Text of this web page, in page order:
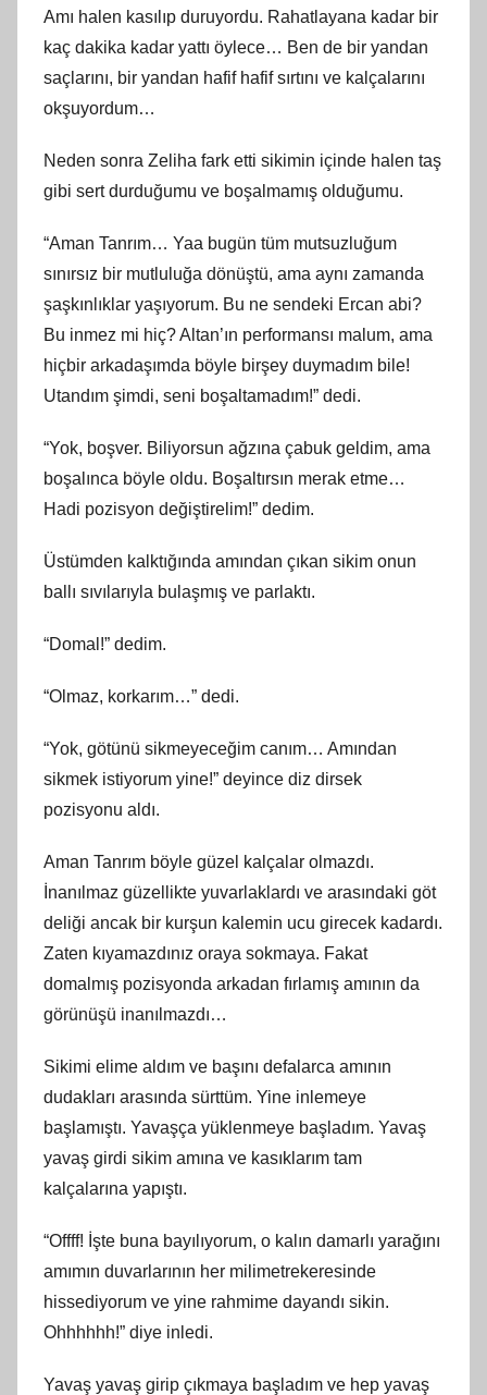
Amı halen kasılıp duruyordu. Rahatlayana kadar bir
kaç dakika kadar yattı öylece… Ben de bir yandan
saçlarını, bir yandan hafif hafif sırtını ve kalçalarını
okşuyordum…
Neden sonra Zeliha fark etti sikimin içinde halen taş
gibi sert durduğumu ve boşalmamış olduğumu.
“Aman Tanrım… Yaa bugün tüm mutsuzluğum
sınırsız bir mutluluğa dönüştü, ama aynı zamanda
şaşkınlıklar yaşıyorum. Bu ne sendeki Ercan abi?
Bu inmez mi hiç? Altan’ın performansı malum, ama
hiçbir arkadaşımda böyle birşey duymadım bile!
Utandım şimdi, seni boşaltamadım!” dedi.
“Yok, boşver. Biliyorsun ağzına çabuk geldim, ama
boşalınca böyle oldu. Boşaltırsın merak etme…
Hadi pozisyon değiştirelim!” dedim.
Üstümden kalktığında amından çıkan sikim onun
ballı sıvılarıyla bulaşmış ve parlaktı.
“Domal!” dedim.
“Olmaz, korkarım…” dedi.
“Yok, götünü sikmeyeceğim canım… Amından
sikmek istiyorum yine!” deyince diz dirsek
pozisyonu aldı.
Aman Tanrım böyle güzel kalçalar olmazdı.
İnanılmaz güzellikte yuvarlaklardı ve arasındaki göt
deliği ancak bir kurşun kalemin ucu girecek kadardı.
Zaten kıyamazdınız oraya sokmaya. Fakat
domalmış pozisyonda arkadan fırlamış amının da
görünüşü inanılmazdı…
Sikimi elime aldım ve başını defalarca amının
dudakları arasında sürttüm. Yine inlemeye
başlamıştı. Yavaşça yüklenmeye başladım. Yavaş
yavaş girdi sikim amına ve kasıklarım tam
kalçalarına yapıştı.
“Offff! İşte buna bayılıyorum, o kalın damarlı yarağını
amımın duvarlarının her milimetrekeresinde
hissediyorum ve yine rahmime dayandı sikin.
Ohhhhhh!” diye inledi.
Yavaş yavaş girip çıkmaya başladım ve hep yavaş